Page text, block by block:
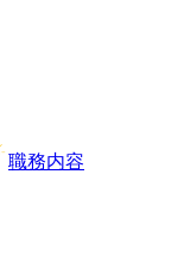
職務内容